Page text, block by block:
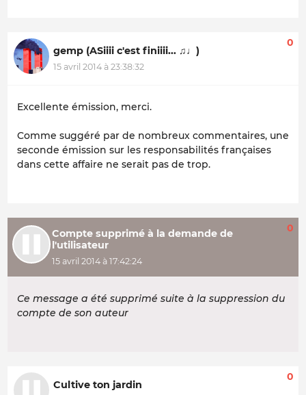
gemp (ASiiii c'est finiiii... ♫♩)
15 avril 2014 à 23:38:32
0
Excellente émission, merci.
Comme suggéré par de nombreux commentaires, une
seconde émission sur les responsabilités françaises
dans cette affaire ne serait pas de trop.
Compte supprimé à la demande de
l'utilisateur
15 avril 2014 à 17:42:24
0
Ce message a été supprimé suite à la suppression du
compte de son auteur
Cultive ton jardin
0